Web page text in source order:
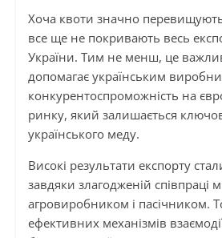
Хоча квоти значно
все ще не покривають весь
України. Тим не менш, це
допомагає українським
конкурентоспроможність на
ринку, який залишається
українського меду.
Високі результати експорту
завдяки злагодженій співпраці
агровиробником і пасічником.
ефективних механізмів взаємодії